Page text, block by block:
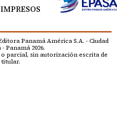
IMPRESOS
Panamá América S.A. - Ciudad
Panamá 2026.
parcial, sin autorización escrita de
titular.